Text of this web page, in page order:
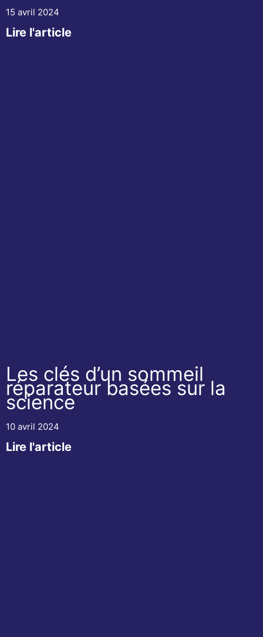
15 avril 2024
Lire l'article
Les clés d’un sommeil
réparateur basées sur la
science
10 avril 2024
Lire l'article